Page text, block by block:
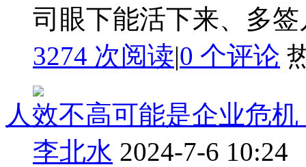
司眼下能活下来、多
3274 次阅读|0 个评论
人效不高可能是企业危
李北水 2024-7-6 10:24